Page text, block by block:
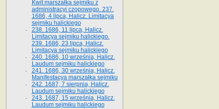
Kwit marszałka sejmiku z
administracyi czopowego. 237.
1686, 4 lipca, Halicz. Limitacya
sejmiku halickiego
238. 1686, 11 lipca, Halicz.
Limitacya sejmiku halickiego.
239. 1686, 23 lipca, Halicz.
Limitacya sejmiku halickiego
240. 1686, 10 września, Halicz.
Laudum sejmiku halickiego
241. 1686, 30 września, Halicz.
Manifestacya marszałka sejmiku
242. 1687, 7 sierpnia, Halicz.
Laudum sejmiku halickiego
243. 1687, 15 września, Halicz.
Laudum sejmiku halickiego